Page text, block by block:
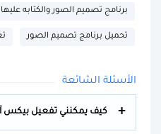
برنامج تصميم الصور والكتابه عليها
تحميل برنامج تصميم الصور
الأسئلة الشائعة
كيف يمكنني تفعيل بيكس